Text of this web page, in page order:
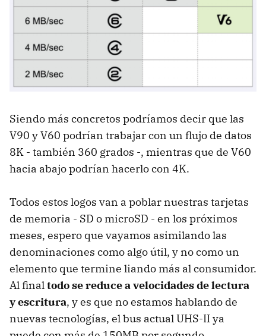
Siendo más concretos podríamos decir que las
V90 y V60 podrían trabajar con un flujo de datos
8K - también 360 grados -, mientras que de V60
hacia abajo podrían hacerlo con 4K.
Todos estos logos van a poblar nuestras tarjetas
de memoria - SD o microSD - en los próximos
meses, espero que vayamos asimilando las
denominaciones como algo útil, y no como un
elemento que termine liando más al consumidor.
Al finaltodo se reduce a velocidades de lectura
y escritura, y es que no estamos hablando de
nuevas tecnologías, el bus actual UHS-II ya